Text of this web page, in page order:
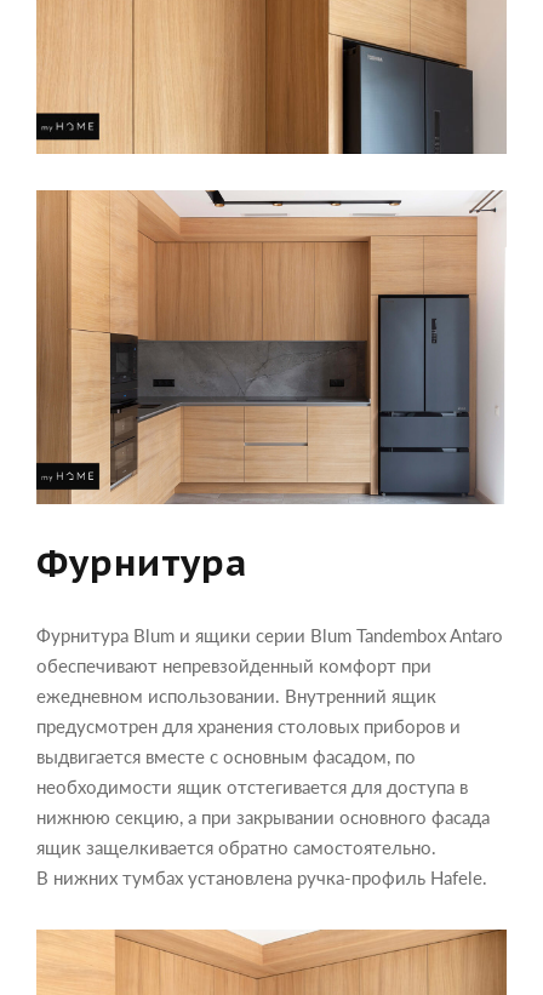
Фурнитура
Фурнитура Blum и ящики серии Blum Tandembox Antaro
обеспечивают непревзойденный комфорт при
ежедневном использовании. Внутренний ящик
предусмотрен для хранения столовых приборов и
выдвигается вместе с основным фасадом, по
необходимости ящик отстегивается для доступа в
нижнюю секцию, а при закрывании основного фасада
ящик защелкивается обратно самостоятельно.
В нижних тумбах установлена ручка-профиль Hafele.